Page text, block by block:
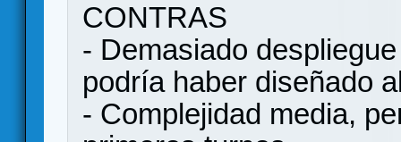
CONTRAS
- Demasiado
podría haber diseñado
- Complejidad media,